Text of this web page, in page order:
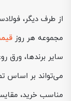
از طرف دیگر،
مجموعه هر روز
سایر برندها، ورق
می‌تواند بر اساس
مناسب خرید،